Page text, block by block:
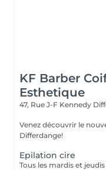
KF Barber
Esthetique
47, Rue J-F Kennedy
Venez découvrir le
Differdange!
Epilation cire
Tous les mardis et